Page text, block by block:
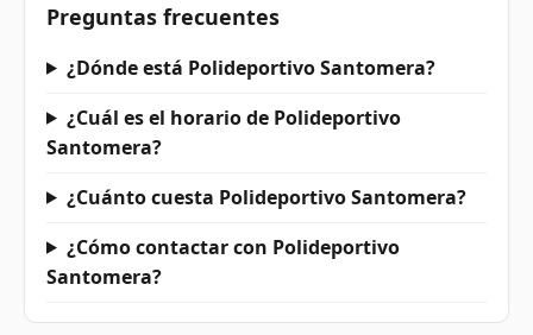
Preguntas frecuentes
¿Dónde está Polideportivo Santomera?
¿Cuál es el horario de Polideportivo
Santomera?
¿Cuánto cuesta Polideportivo Santomera?
¿Cómo contactar con Polideportivo
Santomera?